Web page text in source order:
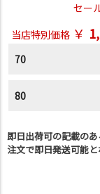
セー
当店特別価格 ￥
70
80
即日出荷可の記載の
注文で即日発送可能と